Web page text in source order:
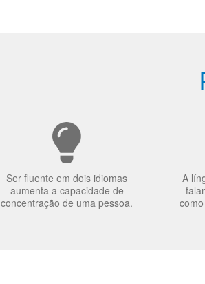
Ser fluente em dois idiomas
aumenta a capacidade de
concentração de uma pessoa.
A